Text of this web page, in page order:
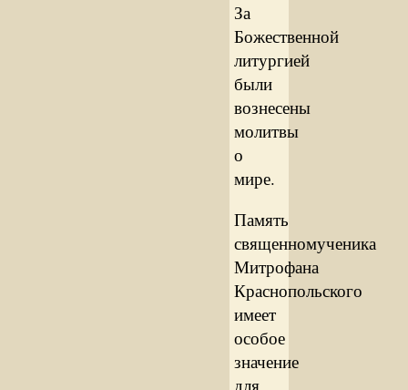
За
Божественной
литургией
были
вознесены
молитвы
о
мире.
Память
священномученика
Митрофана
Краснопольского
имеет
особое
значение
для